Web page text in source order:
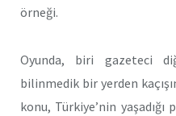
örneği.
Oyunda, biri gazeteci
bilinmedik bir yerden
konu, Türkiye’nin